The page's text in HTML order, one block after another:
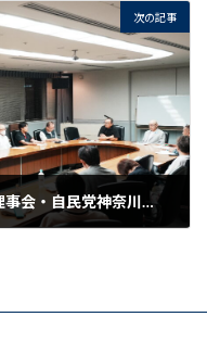
次の記事
令和8年度第2回神奈川県本部常任理事会・自民党神奈川県同和会支部理事会開催